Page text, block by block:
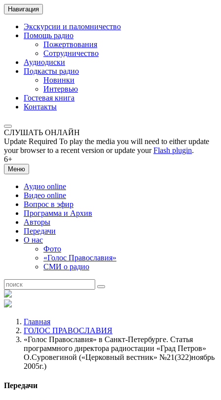
Навигация
Экскурсии и паломничество
Помощь радио
Пожертвования
Сотрудничество
Аудиодиски
Подкасты радио
Новинки
Интервью
Гостевая книга
Контакты
СЛУШАТЬ ОНЛАЙН
Update Required To play the media you will need to either update
your browser to a recent version or update yourFlash plugin.
6+
Меню
Аудио online
Видео online
Вопрос в эфир
Программа и Архив
Авторы
Передачи
О нас
Фото
«Голос Православия»
СМИ о радио
Главная
ГОЛОС ПРАВОСЛАВИЯ
«Голос Православия» в Санкт-Петербурге. Статья
программного директора радиостации «Град Петров»
О.Суровегиной («Церковный вестник» №21(322)ноябрь
2005г.)
Передачи